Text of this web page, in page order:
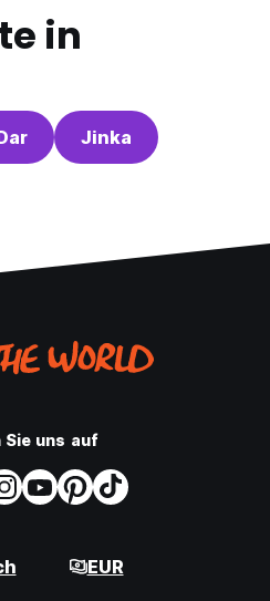
in
Jinka
Sie uns auf
EUR